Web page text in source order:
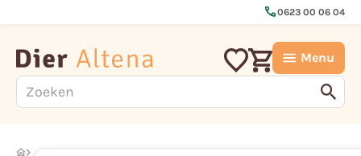
call0623 00 06 04
Menu